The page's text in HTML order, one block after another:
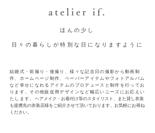
atelier if.
ほんの少し
日々の暮らしが特別な日になりますように
結婚式・前撮り・後撮り、様々な記念日の撮影から動画制
作、ホームページ制作、ペーパーアイテムやフォトアルバム
など幸せになれるアイテムのプロデュースと制作を行ってお
ります。その他販促用デザインなど幅広いニーズにお応えい
たします。 ヘアメイク・お着付け等のスタイリスト、また貸し衣装
も提携先の衣装店様をご紹介させて頂いております。お気軽にお尋ね
ください。